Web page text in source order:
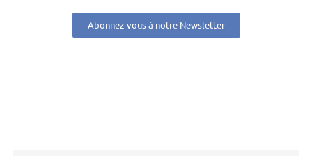
Abonnez-vous à notre Newsletter